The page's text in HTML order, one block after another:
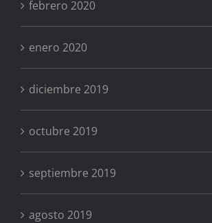
febrero 2020
enero 2020
diciembre 2019
octubre 2019
septiembre 2019
agosto 2019